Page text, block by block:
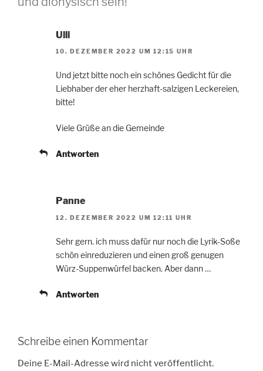
Ulli
10. DEZEMBER 2022 UM 12:15 UHR
Und jetzt bitte noch ein schönes Gedicht für die
Liebhaber der eher herzhaft-salzigen Leckereien,
bitte!
Viele Grüße an die Gemeinde
Antworten
Panne
12. DEZEMBER 2022 UM 12:11 UHR
Sehr gern. ich muss dafür nur noch die Lyrik-Soße
schön einreduzieren und einen groß genugen
Würz-Suppenwürfel backen. Aber dann …
Antworten
Schreibe einen Kommentar
Deine E-Mail-Adresse wird nicht veröffentlicht.